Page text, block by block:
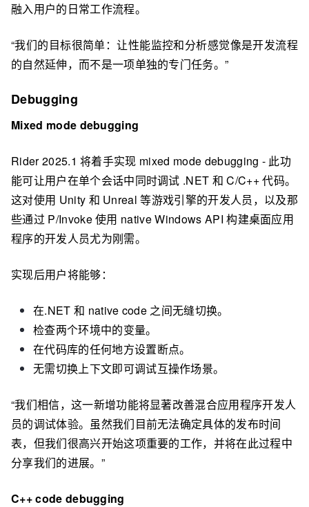
融入用户的日常工作流程。
“我们的目标很简单：让性能监控和分析感觉像是开发流程
的自然延伸，而不是一项单独的专门任务。”
Debugging
Mixed mode debugging
Rider 2025.1 将着手实现 mixed mode debugging - 此功
能可让用户在单个会话中同时调试 .NET 和 C/C++ 代码。
这对使用 Unity 和 Unreal 等游戏引擎的开发人员，以及那
些通过 P/Invoke 使用 native Windows API 构建桌面应用
程序的开发人员尤为刚需。
实现后用户将能够：
在.NET 和 native code 之间无缝切换。
检查两个环境中的变量。
在代码库的任何地方设置断点。
无需切换上下文即可调试互操作场景。
“我们相信，这一新增功能将显著改善混合应用程序开发人
员的调试体验。虽然我们目前无法确定具体的发布时间
表，但我们很高兴开始这项重要的工作，并将在此过程中
分享我们的进展。”
C++ code debugging